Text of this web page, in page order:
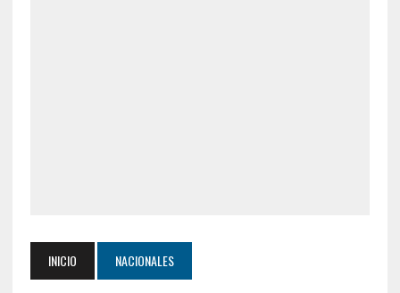
INICIO NACIONALES